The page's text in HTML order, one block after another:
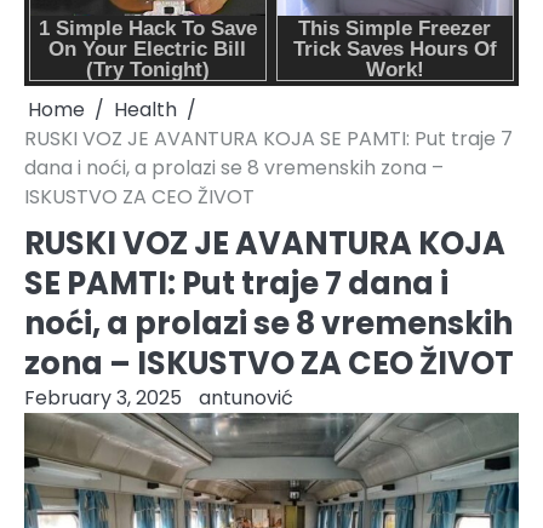
Home
Health
RUSKI VOZ JE AVANTURA KOJA SE PAMTI: Put traje 7
dana i noći, a prolazi se 8 vremenskih zona –
ISKUSTVO ZA CEO ŽIVOT
RUSKI VOZ JE AVANTURA KOJA
SE PAMTI: Put traje 7 dana i
noći, a prolazi se 8 vremenskih
zona – ISKUSTVO ZA CEO ŽIVOT
February 3, 2025 antunović